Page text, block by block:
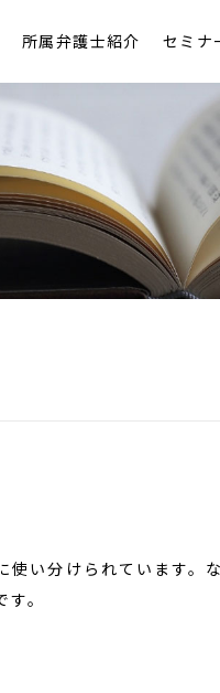
アク
生・倒産 行政
所属弁護士紹介 セミナ
い分けられています。
。